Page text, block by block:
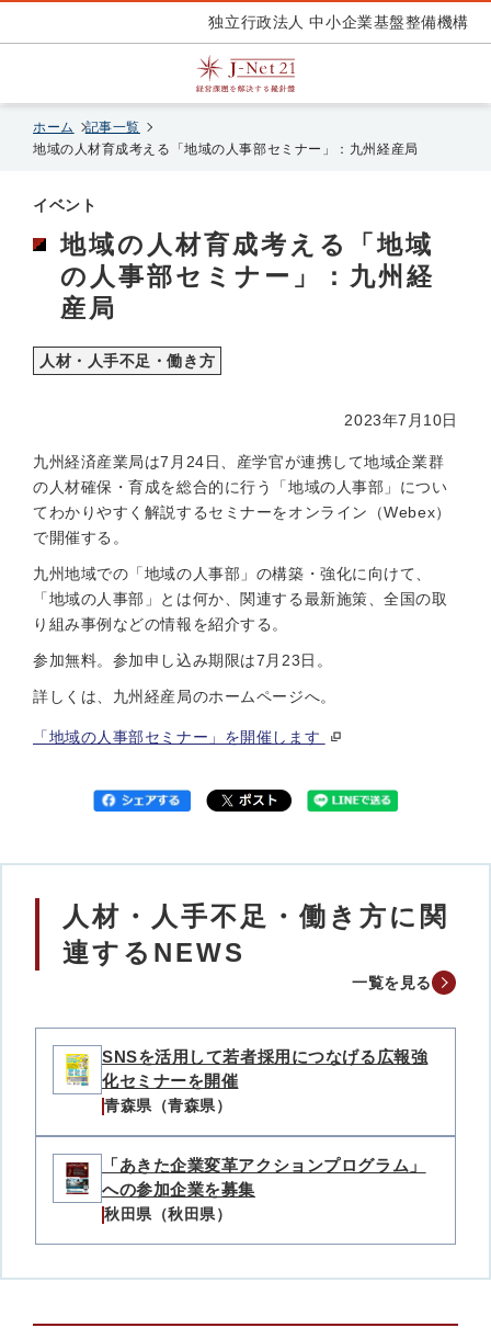
独立行政法人 中小企業基盤整備機構
ホーム
記事一覧
地域の人材育成考える「地域の人事部セミナー」：九州経産局
イベント
地域の人材育成考える「地域
の人事部セミナー」：九州経
産局
人材・人手不足・働き方
2023年7月10日
九州経済産業局は7月24日、産学官が連携して地域企業群
の人材確保・育成を総合的に行う「地域の人事部」につい
てわかりやすく解説するセミナーをオンライン（Webex）
で開催する。
九州地域での「地域の人事部」の構築・強化に向けて、
「地域の人事部」とは何か、関連する最新施策、全国の取
り組み事例などの情報を紹介する。
参加無料。参加申し込み期限は7月23日。
詳しくは、九州経産局のホームページへ。
「地域の人事部セミナー」を開催します
人材・人手不足・働き方に関
連するNEWS
一覧を見る
SNSを活用して若者採用につなげる広報強
化セミナーを開催
青森県（青森県）
「あきた企業変革アクションプログラム」
への参加企業を募集
秋田県（秋田県）